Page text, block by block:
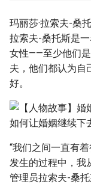
s
e
r
h
玛丽莎·拉索夫-桑
拉索夫-桑托斯是
女性——至少他们
夫，他们都认为自
好。
“我们之间一直有
发生的过程中，我
管理员拉索夫-桑